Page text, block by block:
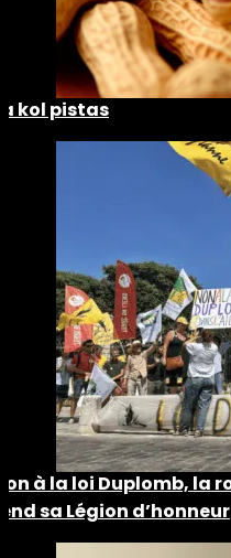
kol pistas
à la loi Duplomb, la
sa Légion d’honneur